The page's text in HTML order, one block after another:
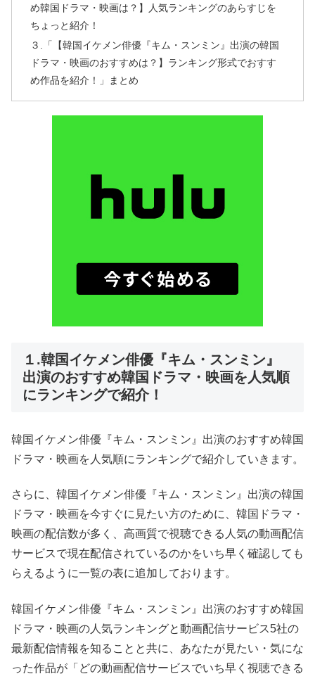
め韓国ドラマ・映画は？】人気ランキングのあらすじを
ちょっと紹介！
３.「【韓国イケメン俳優『キム・スンミン』出演の韓国
ドラマ・映画のおすすめは？】ランキング形式でおすす
め作品を紹介！」まとめ
１.韓国イケメン俳優『キム・スンミン』
出演のおすすめ韓国ドラマ・映画を人気順
にランキングで紹介！
韓国イケメン俳優『キム・スンミン』出演のおすすめ韓国
ドラマ・映画を人気順にランキングで紹介していきます。
さらに、韓国イケメン俳優『キム・スンミン』出演の韓国
ドラマ・映画を今すぐに見たい方のために、韓国ドラマ・
映画の配信数が多く、高画質で視聴できる人気の動画配信
サービスで現在配信されているのかをいち早く確認しても
らえるように一覧の表に追加しております。
韓国イケメン俳優『キム・スンミン』出演のおすすめ韓国
ドラマ・映画の人気ランキングと動画配信サービス5社の
最新配信情報を知ることと共に、あなたが見たい・気にな
った作品が「どの動画配信サービスでいち早く視聴できる